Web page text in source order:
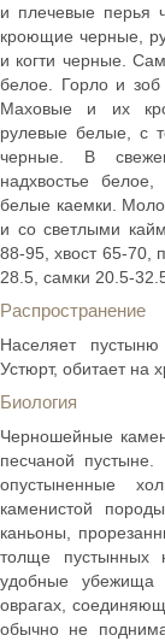
и плечевые перья
кроющие черные,
и когти черные.
белое. Горло и зоб
Маховые и их
рулевые белые, с
черные. В
надхвостье
белые каемки.
и со светлыми
88-95, хвост 65-
28.5, самки 20.5-
Распространение
Населяет
Устюрт, обитает на
Биология
Черношейные
песчаной
опустыненные
каменистой
каньоны,
толще пустынных
удобные убежища
оврагах,
обычно не